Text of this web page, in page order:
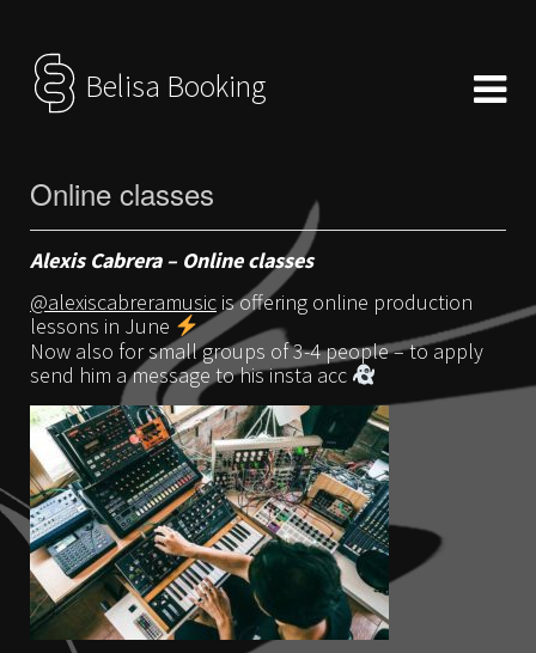
Belisa Booking
Online classes
Alexis Cabrera – Online classes
@alexiscabreramusic is offering online production
lessons in June
Now also for small groups of 3-4 people – to apply
send him a message to his insta acc